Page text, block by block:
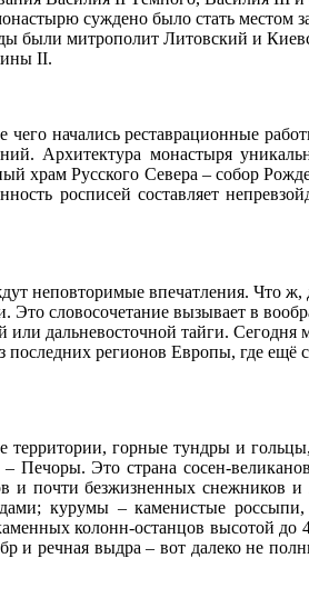
суждено было стать местом
были митрополит Литовский и
II.
начались реставрационные
Архитектура монастыря
храм Русского Севера – собор
росписей составляет
неповторимые впечатления. Что ж,
словосочетание вызывает в
дальневосточной тайги. Сегодня
последних регионов Европы, где ещё
территории, горные тундры и
Печоры. Это страна сосен-
и почти безжизненных снежников
курумы – каменистые
колонн-останцов высотой до
и речная выдра – вот далеко не